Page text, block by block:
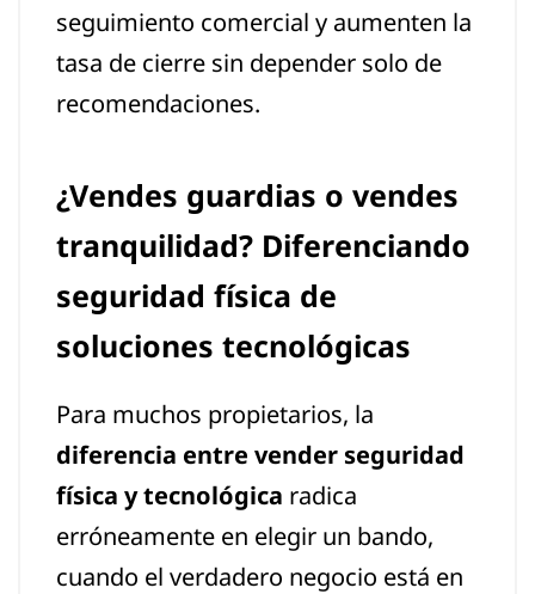
seguimiento comercial y aumenten la
tasa de cierre sin depender solo de
recomendaciones.
¿Vendes guardias o vendes
tranquilidad? Diferenciando
seguridad física de
soluciones tecnológicas
Para muchos propietarios, la
diferencia entre vender seguridad
física y tecnológica radica
erróneamente en elegir un bando,
cuando el verdadero negocio está en